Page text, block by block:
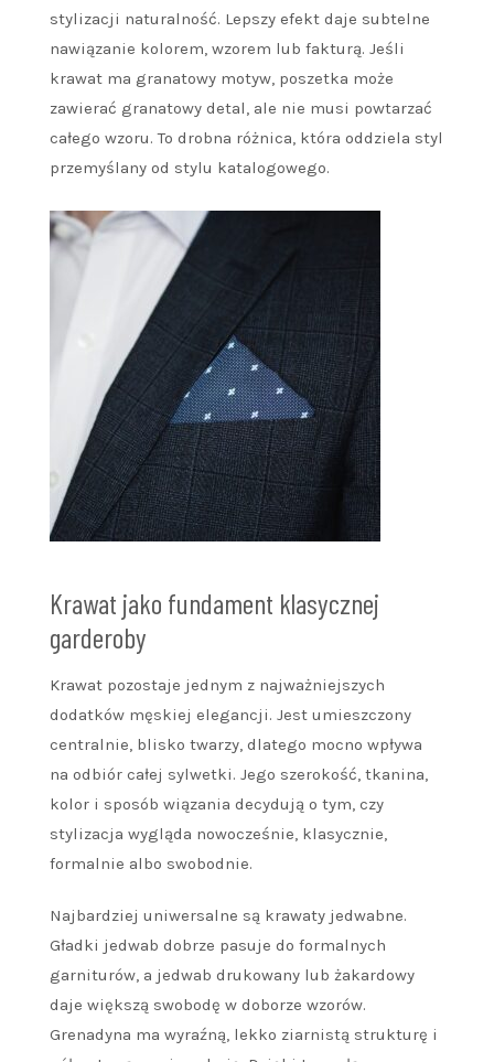
stylizacji naturalność. Lepszy efekt daje subtelne
nawiązanie kolorem, wzorem lub fakturą. Jeśli
krawat ma granatowy motyw, poszetka może
zawierać granatowy detal, ale nie musi powtarzać
całego wzoru. To drobna różnica, która oddziela styl
przemyślany od stylu katalogowego.
Krawat jako fundament klasycznej
garderoby
Krawat pozostaje jednym z najważniejszych
dodatków męskiej elegancji. Jest umieszczony
centralnie, blisko twarzy, dlatego mocno wpływa
na odbiór całej sylwetki. Jego szerokość, tkanina,
kolor i sposób wiązania decydują o tym, czy
stylizacja wygląda nowocześnie, klasycznie,
formalnie albo swobodnie.
Najbardziej uniwersalne są krawaty jedwabne.
Gładki jedwab dobrze pasuje do formalnych
garniturów, a jedwab drukowany lub żakardowy
daje większą swobodę w doborze wzorów.
Grenadyna ma wyraźną, lekko ziarnistą strukturę i